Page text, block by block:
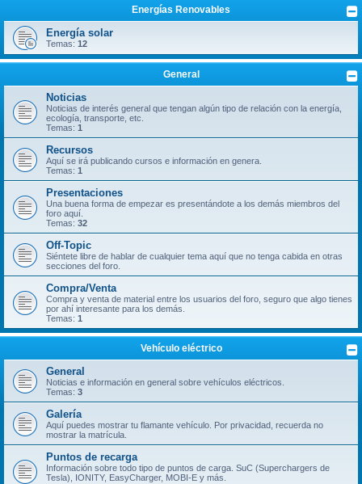
Energías Renovables
Energía solar
Temas: 12
General
Noticias
Noticias de interés general que tengan algún tipo de relación con la energía,
ecología, transporte, etc.
Temas: 1
Recursos
Aquí se irá publicando cursos e información en genera.
Temas: 1
Presentaciones
Una buena forma de empezar es presentándote a los demás miembros del
foro aquí.
Temas: 32
Off-Topic
Siéntete libre de hablar de cualquier tema aquí que no tenga cabida en otras
secciones del foro.
Compra/Venta
Compra y venta de material entre los usuarios del foro, seguro que algo tienes
por ahí interesante para los demás.
Temas: 1
Vehículo eléctrico
General
Noticias e información en general sobre vehículos eléctricos.
Temas: 3
Galería
Aquí puedes mostrar tu flamante vehículo. Por privacidad, recuerda no
mostrar la matrícula.
Puntos de recarga
Información sobre todo tipo de puntos de carga. SuC (Superchargers de
Tesla), IONITY, EasyCharger, MOBI-E y más.